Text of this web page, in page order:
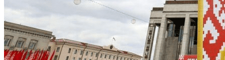
Общество
Президент Беларуси Александр Лукашенко совершил
рабочую поездку в Вилейский район Минской области
07.08.26 17:43